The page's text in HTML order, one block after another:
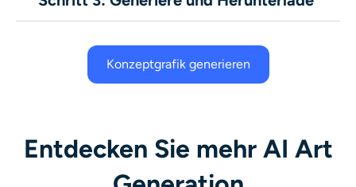
Konzeptgrafik generieren
Entdecken Sie mehr AI Art